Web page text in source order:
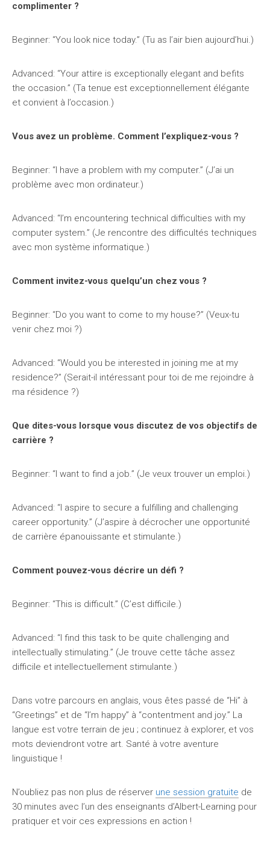
complimenter ?
Beginner: “You look nice today.” (Tu as l’air bien aujourd’hui.)
Advanced: “Your attire is exceptionally elegant and befits
the occasion.” (Ta tenue est exceptionnellement élégante
et convient à l’occasion.)
Vous avez un problème. Comment l’expliquez-vous ?
Beginner: “I have a problem with my computer.” (J’ai un
problème avec mon ordinateur.)
Advanced: “I’m encountering technical difficulties with my
computer system.” (Je rencontre des difficultés techniques
avec mon système informatique.)
Comment invitez-vous quelqu’un chez vous ?
Beginner: “Do you want to come to my house?” (Veux-tu
venir chez moi ?)
Advanced: “Would you be interested in joining me at my
residence?” (Serait-il intéressant pour toi de me rejoindre à
ma résidence ?)
Que dites-vous lorsque vous discutez de vos objectifs de
carrière ?
Beginner: “I want to find a job.” (Je veux trouver un emploi.)
Advanced: “I aspire to secure a fulfilling and challenging
career opportunity.” (J’aspire à décrocher une opportunité
de carrière épanouissante et stimulante.)
Comment pouvez-vous décrire un défi ?
Beginner: “This is difficult.” (C’est difficile.)
Advanced: “I find this task to be quite challenging and
intellectually stimulating.” (Je trouve cette tâche assez
difficile et intellectuellement stimulante.)
Dans votre parcours en anglais, vous êtes passé de “Hi” à
“Greetings” et de “I’m happy” à “contentment and joy.” La
langue est votre terrain de jeu ; continuez à explorer, et vos
mots deviendront votre art. Santé à votre aventure
linguistique !
N’oubliez pas non plus de réserver une session gratuite de
30 minutes avec l’un des enseignants d’Albert-Learning pour
pratiquer et voir ces expressions en action !